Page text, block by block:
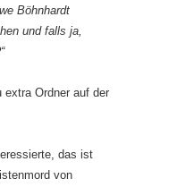
Böhnhardt
und falls ja,
extra Ordner auf der
das ist
von